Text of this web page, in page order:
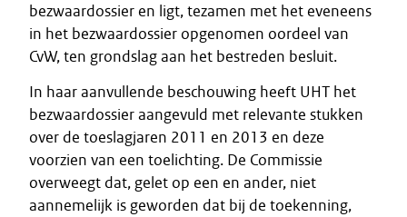
bezwaardossier en ligt, tezamen met het eveneens
in het bezwaardossier opgenomen oordeel van
CvW, ten grondslag aan het bestreden besluit.
In haar aanvullende beschouwing heeft UHT het
bezwaardossier aangevuld met relevante stukken
over de toeslagjaren 2011 en 2013 en deze
voorzien van een toelichting. De Commissie
overweegt dat, gelet op een en ander, niet
aannemelijk is geworden dat bij de toekenning,